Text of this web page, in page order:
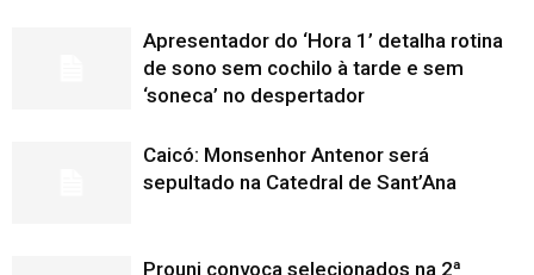
Apresentador do ‘Hora 1’ detalha rotina
de sono sem cochilo à tarde e sem
‘soneca’ no despertador
Caicó: Monsenhor Antenor será
sepultado na Catedral de Sant’Ana
Prouni convoca selecionados na 2ª